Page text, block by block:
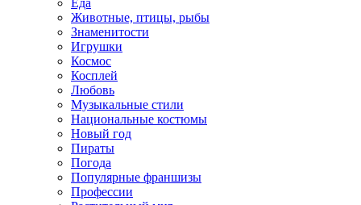
Еда
Животные, птицы, рыбы
Знаменитости
Игрушки
Космос
Косплей
Любовь
Музыкальные стили
Национальные костюмы
Новый год
Пираты
Погода
Популярные франшизы
Профессии